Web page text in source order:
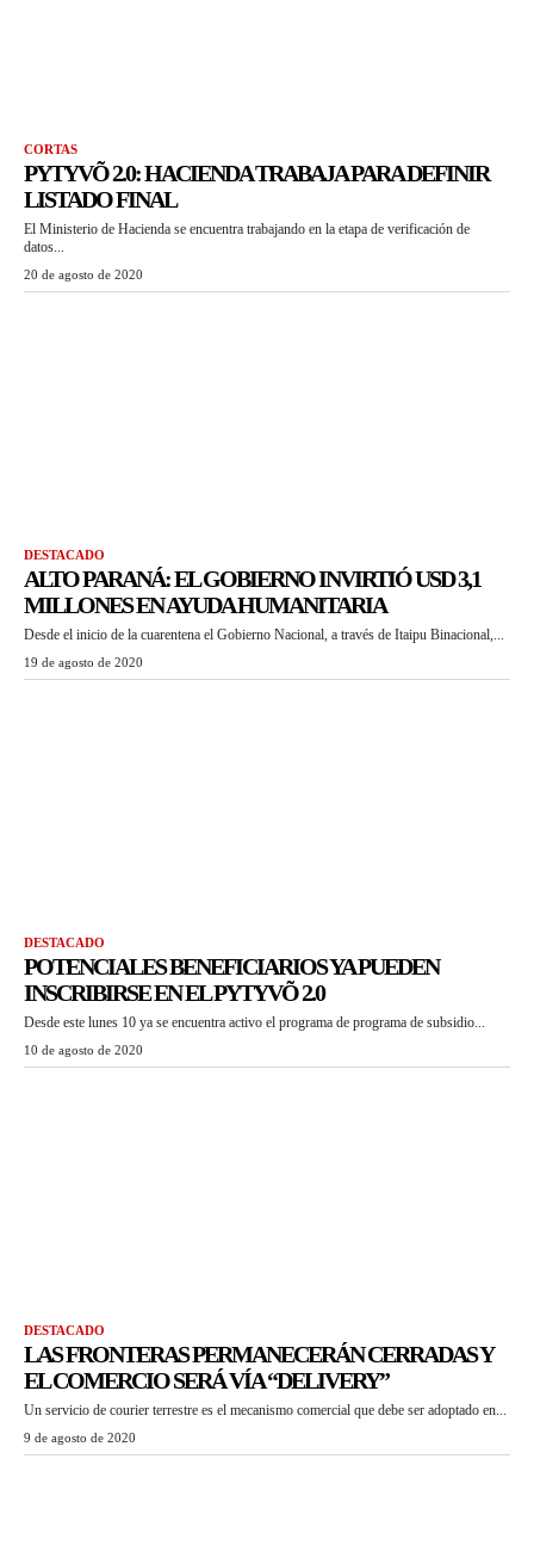
CORTAS
PYTYVÕ 2.0: HACIENDA TRABAJA PARA DEFINIR
LISTADO FINAL
El Ministerio de Hacienda se encuentra trabajando en la etapa de verificación de
datos...
20 de agosto de 2020
DESTACADO
ALTO PARANÁ: EL GOBIERNO INVIRTIÓ USD 3,1
MILLONES EN AYUDA HUMANITARIA
Desde el inicio de la cuarentena el Gobierno Nacional, a través de Itaipu Binacional,...
19 de agosto de 2020
DESTACADO
POTENCIALES BENEFICIARIOS YA PUEDEN
INSCRIBIRSE EN EL PYTYVÕ 2.0
Desde este lunes 10 ya se encuentra activo el programa de programa de subsidio...
10 de agosto de 2020
DESTACADO
LAS FRONTERAS PERMANECERÁN CERRADAS Y
EL COMERCIO SERÁ VÍA “DELIVERY”
Un servicio de courier terrestre es el mecanismo comercial que debe ser adoptado en...
9 de agosto de 2020